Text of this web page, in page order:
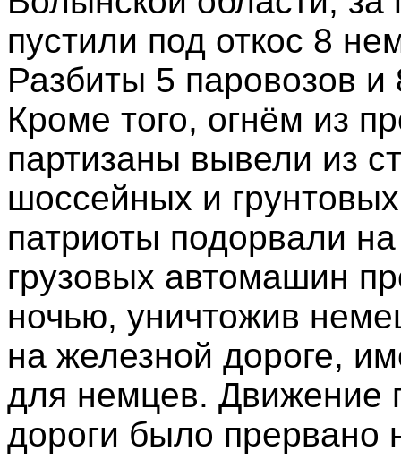
пустили под откос 8
Разбиты 5 паровозов
Кроме того, огнём из
партизаны вывели из
шоссейных и
патриоты подорвали
грузовых автомашин
ночью, уничтожив
на железной дороге,
для немцев. Движение
дороги было прервано